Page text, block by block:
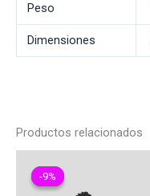
Peso
Dimensiones
Productos relacionados
-9%
-9%